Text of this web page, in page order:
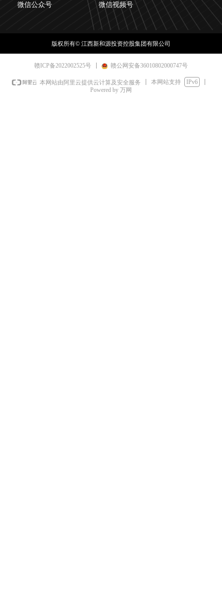
微信公众号 微信视频号
版权所有© 江西新和源投资控股集团有限公司
赣ICP备2022002525号 赣公网安备36010802000747号
本网站由阿里云提供云计算及安全服务 本网站支持
IPv6
Powered by 万网